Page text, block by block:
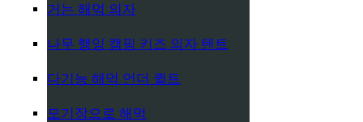
거는 해먹 의자
나무 행잉 캠핑 키즈 의자 텐트
다기능 해먹 언더 퀼트
모기장으로 해먹